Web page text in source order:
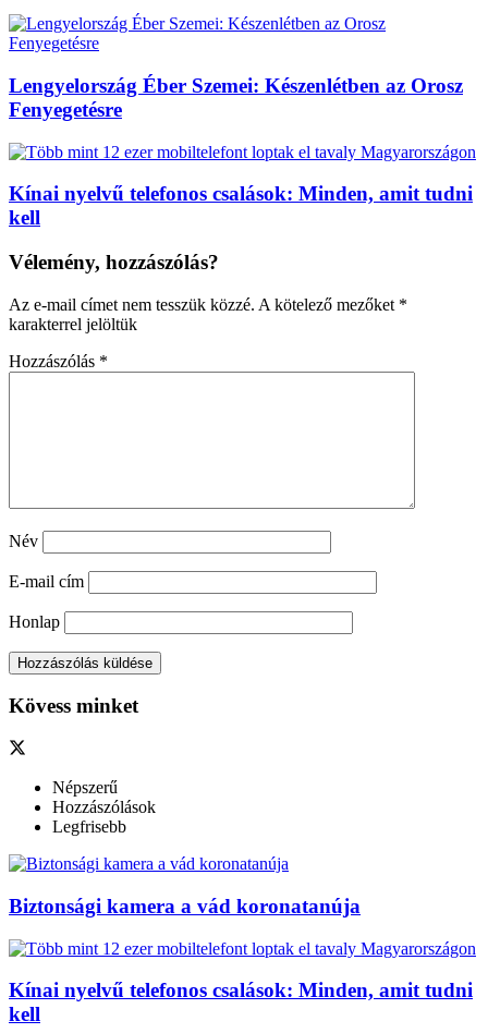
Lengyelország Éber Szemei: Készenlétben az Orosz
Fenyegetésre
Kínai nyelvű telefonos csalások: Minden, amit tudni
kell
Vélemény, hozzászólás?
Az e-mail címet nem tesszük közzé. A kötelező mezőket *
karakterrel jelöltük
Hozzászólás *
Név
E-mail cím
Honlap
Kövess minket
Népszerű
Hozzászólások
Legfrisebb
Biztonsági kamera a vád koronatanúja
Kínai nyelvű telefonos csalások: Minden, amit tudni
kell